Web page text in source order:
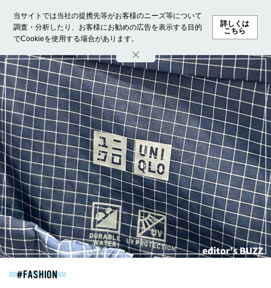
当サイトでは当社の提携先等がお客様のニーズ等について
調査・分析したり、お客様にお勧めの広告を表示する目的
でCookieを使用する場合があります。
詳しくは
こちら
ホーム モデル募集 ランキング ファッション ビューテ
FASHION